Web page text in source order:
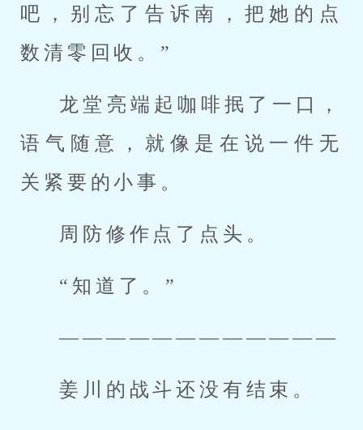
吧，别忘了告诉南，把她的点
数清零回收。”
龙堂亮端起咖啡抿了一口，
语气随意，就像是在说一件无
关紧要的小事。
周防修作点了点头。
“知道了。”
————————————
姜川的战斗还没有结束。